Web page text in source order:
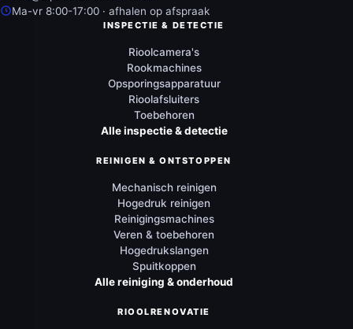
Ma-vr 8:00-17:00 · afhalen op afspraak
INSPECTIE & DETECTIE
Rioolcamera's
Rookmachines
Opsporingsapparatuur
Rioolafsluiters
Toebehoren
Alle inspectie & detectie
REINIGEN & ONTSTOPPEN
Mechanisch reinigen
Hogedruk reinigen
Reinigingsmachines
Veren & toebehoren
Hogedrukslangen
Spuitkoppen
Alle reiniging & onderhoud
RIOOLRENOVATIE